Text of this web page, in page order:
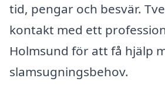
tid, pengar och besvär.
kontakt med ett
Holmsund för att få hjälp
slamsugningsbehov.